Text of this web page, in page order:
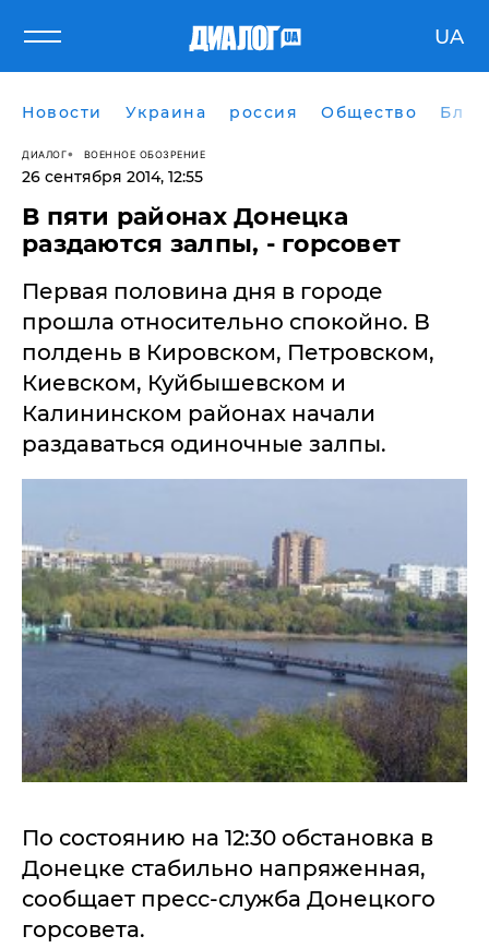
UA
Новости Украина россия Общество
ДИАЛОГ ВОЕННОЕ ОБОЗРЕНИЕ
26 сентября 2014, 12:55
В пяти районах Донецка
раздаются залпы, - горсовет
​Первая половина дня в городе
прошла относительно спокойно. В
полдень в Кировском, Петровском,
Киевском, Куйбышевском и
Калининском районах начали
раздаваться одиночные залпы.
По состоянию на 12:30 обстановка в
Донецке стабильно напряженная,
сообщает пресс-служба Донецкого
горсовета.